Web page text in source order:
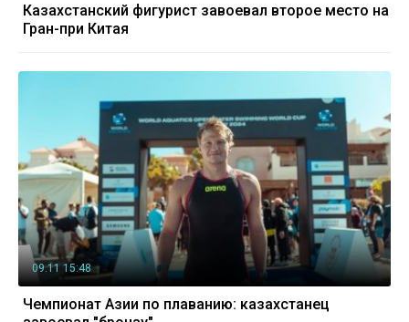
Казахстанский фигурист завоевал второе место на
Гран-при Китая
09.11 15:48
Чемпионат Азии по плаванию: казахстанец